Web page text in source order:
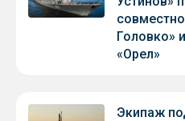
Головко»
«Орел»
Экипаж